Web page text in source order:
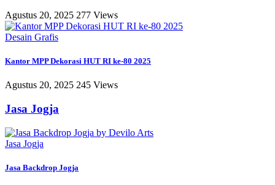
Agustus 20, 2025 277 Views
Desain Grafis
Kantor MPP Dekorasi HUT RI ke-80 2025
Agustus 20, 2025 245 Views
Jasa Jogja
Jasa Jogja
Jasa Backdrop Jogja